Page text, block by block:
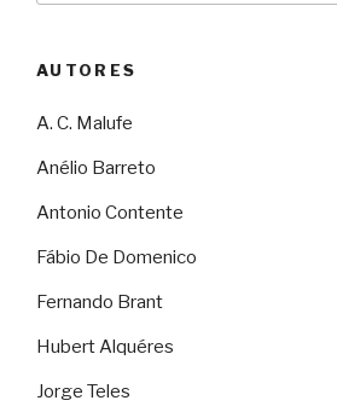
AUTORES
A. C. Malufe
Anélio Barreto
Antonio Contente
Fábio De Domenico
Fernando Brant
Hubert Alquéres
Jorge Teles